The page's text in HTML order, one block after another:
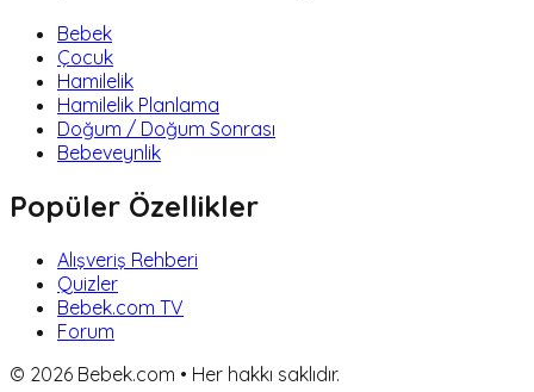
Bebek
Çocuk
Hamilelik
Hamilelik Planlama
Doğum / Doğum Sonrası
Bebeveynlik
Popüler Özellikler
Alışveriş Rehberi
Quizler
Bebek.com TV
Forum
© 2026 Bebek.com • Her hakkı saklıdır.